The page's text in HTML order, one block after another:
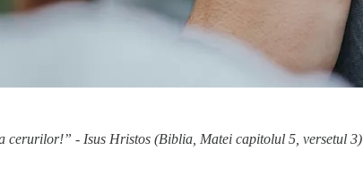
cerurilor!” - Isus Hristos (Biblia, Matei capitolul 5, versetul 3)